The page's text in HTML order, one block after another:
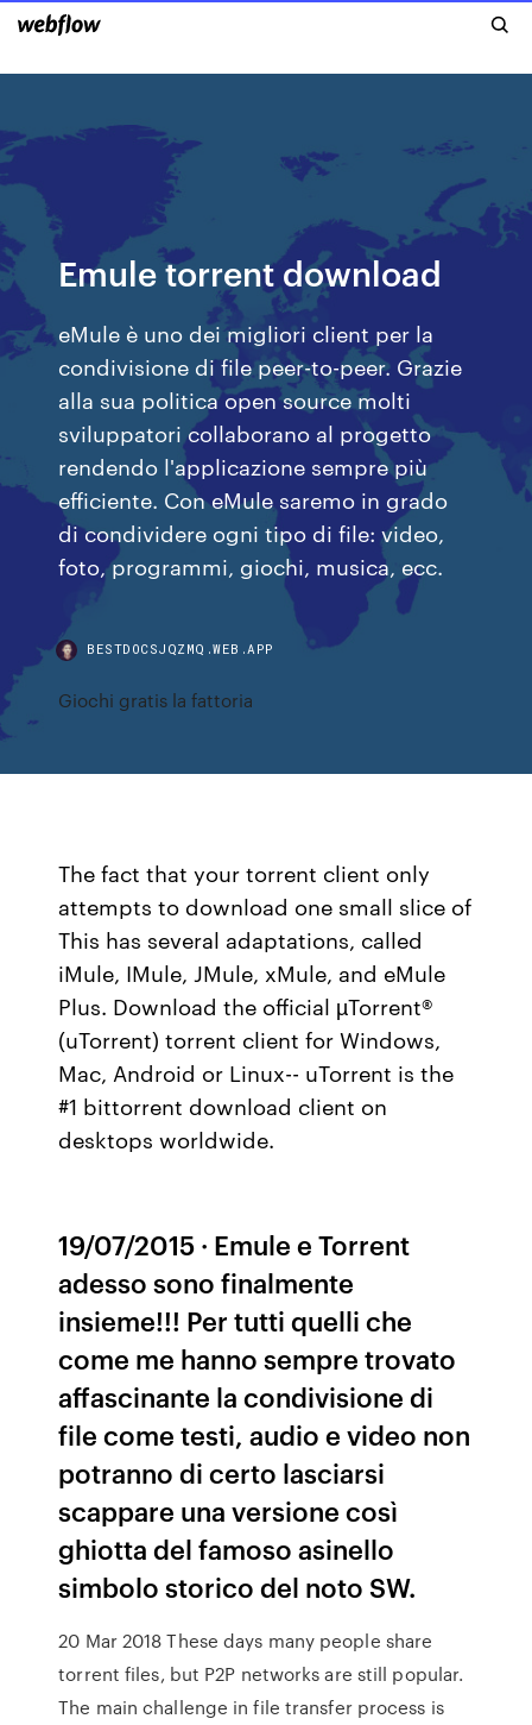
Emule torrent download
eMule è uno dei migliori client per la
condivisione di file peer-to-peer. Grazie
alla sua politica open source molti
sviluppatori collaborano al progetto
rendendo l'applicazione sempre più
efficiente. Con eMule saremo in grado
di condividere ogni tipo di file: video,
foto, programmi, giochi, musica, ecc.
BESTDOCSJQZMQ.WEB.APP
Giochi gratis la fattoria
The fact that your torrent client only
attempts to download one small slice of
This has several adaptations, called
iMule, IMule, JMule, xMule, and eMule
Plus. Download the official µTorrent®
(uTorrent) torrent client for Windows,
Mac, Android or Linux-- uTorrent is the
#1 bittorrent download client on
desktops worldwide.
19/07/2015 · Emule e Torrent
adesso sono finalmente
insieme!!! Per tutti quelli che
come me hanno sempre trovato
affascinante la condivisione di
file come testi, audio e video non
potranno di certo lasciarsi
scappare una versione così
ghiotta del famoso asinello
simbolo storico del noto SW.
20 Mar 2018 These days many people share
torrent files, but P2P networks are still popular.
The main challenge in file transfer process is